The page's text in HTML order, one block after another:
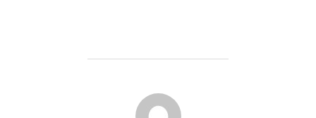
FORFATTER